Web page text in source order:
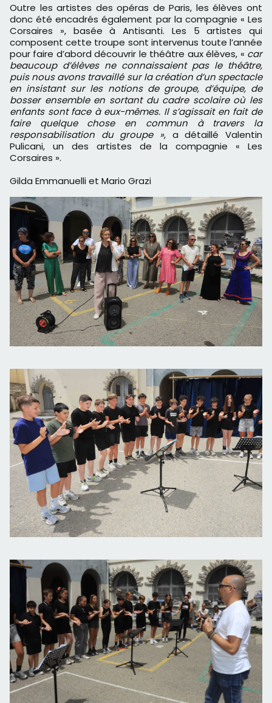
Outre les artistes des opéras de Paris, les élèves ont
donc été encadrés également par la compagnie « Les
Corsaires », basée à Antisanti. Les 5 artistes qui
composent cette troupe sont intervenus toute l’année
pour faire d’abord découvrir le théâtre aux élèves, « car
beaucoup d’élèves ne connaissaient pas le théâtre,
puis nous avons travaillé sur la création d’un spectacle
en insistant sur les notions de groupe, d’équipe, de
bosser ensemble en sortant du cadre scolaire où les
enfants sont face à eux-mêmes. Il s’agissait en fait de
faire quelque chose en commun à travers la
responsabilisation du groupe », a détaillé Valentin
Pulicani, un des artistes de la compagnie « Les
Corsaires ».
Gilda Emmanuelli et Mario Grazi